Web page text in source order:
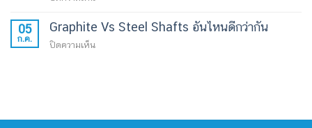
|
Blind
วางแผน
สาม
ก้าน
กา
ท่าน
05
ก.ค.
Graphite Vs Steel Shafts อันไหนดีกว่ากัน
ปิดความเห็นบน